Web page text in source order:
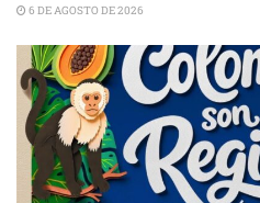
6 DE AGOSTO DE 2026